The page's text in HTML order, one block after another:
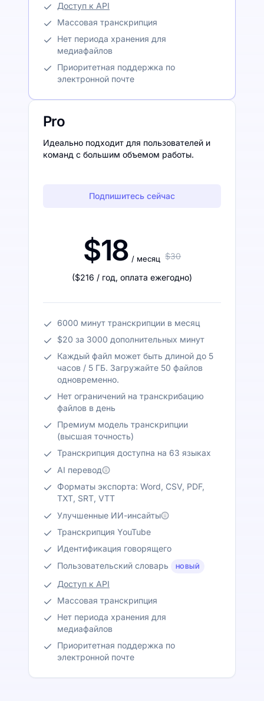
Доступ к API
Массовая транскрипция
Нет периода хранения для
медиафайлов
Приоритетная поддержка по
электронной почте
Pro
Идеально подходит для пользователей и
команд с большим объемом работы.
Подпишитесь сейчас
$18 / месяц $30
($216 / год, оплата ежегодно)
6000 минут транскрипции в месяц
$20 за 3000 дополнительных минут
Каждый файл может быть длиной до 5
часов / 5 ГБ. Загружайте 50 файлов
одновременно.
Нет ограничений на транскрибацию
файлов в день
Премиум модель транскрипции
(высшая точность)
Транскрипция доступна на 63 языках
AI перевод
Форматы экспорта: Word, CSV, PDF,
TXT, SRT, VTT
Улучшенные ИИ-инсайты
Транскрипция YouTube
Идентификация говорящего
Пользовательский словарь
НОВЫЙ
Доступ к API
Массовая транскрипция
Нет периода хранения для
медиафайлов
Приоритетная поддержка по
электронной почте